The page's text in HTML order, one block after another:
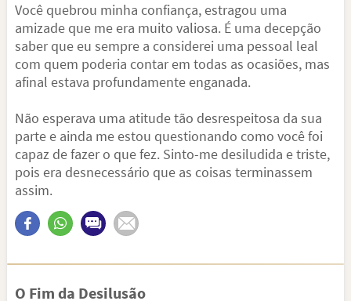
Você quebrou minha confiança, estragou uma
amizade que me era muito valiosa. É uma decepção
saber que eu sempre a considerei uma pessoal leal
com quem poderia contar em todas as ocasiões, mas
afinal estava profundamente enganada.
Não esperava uma atitude tão desrespeitosa da sua
parte e ainda me estou questionando como você foi
capaz de fazer o que fez. Sinto-me desiludida e triste,
pois era desnecessário que as coisas terminassem
assim.
O Fim da Desilusão